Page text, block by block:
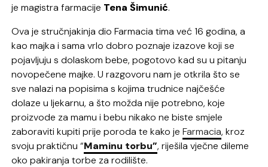
je magistra farmacije Tena Šimunić.
Ova je stručnjakinja dio Farmacia tima već 16 godina, a
kao majka i sama vrlo dobro poznaje izazove koji se
pojavljuju s dolaskom bebe, pogotovo kad su u pitanju
novopečene majke. U razgovoru nam je otkrila što se
sve nalazi na popisima s kojima trudnice najčešće
dolaze u ljekarnu, a što možda nije potrebno, koje
proizvode za mamu i bebu nikako ne biste smjele
zaboraviti kupiti prije poroda te kako jeFarmacia, kroz
svoju praktičnu “Maminu torbu”, riješila vječne dileme
oko pakiranja torbe za rodilište.